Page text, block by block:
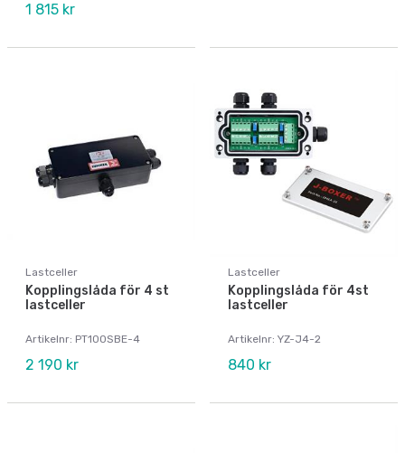
1 815 kr
Lastceller
Kopplingslåda för 4 st
lastceller
Artikelnr: PT100SBE-4
2 190 kr
Lastceller
Kopplingslåda för 4st
lastceller
Artikelnr: YZ-J4-2
840 kr